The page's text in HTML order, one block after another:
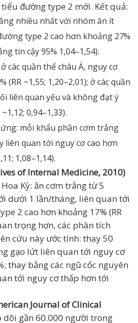
đường type 2 mới. Kết quả:
nhiều nhất với nhóm ăn ít
type 2 cao hơn khoảng 27%
tin cậy 95% 1,04–1,54).
các quần thể châu Á, nguy cơ
(RR ~1,55; 1,20–2,01); ở các quần
liên quan yếu và không đạt ý
0,94–1,33).
mỗi khẩu phần cơm trắng
liên quan tới nguy cơ cao hơn
1,08–1,14).
of Internal Medicine, 2010)
Kỳ: ăn cơm trắng từ 5
dưới 1 lần/tháng, liên quan tới
2 cao hơn khoảng 17% (RR
trọng hơn, các phân tích
cứu này ước tính: thay 50
gạo lứt liên quan tới nguy cơ
thay bằng các ngũ cốc nguyên
tới nguy cơ thấp hơn tới
Journal of Clinical
dõi gần 60.000 người trong